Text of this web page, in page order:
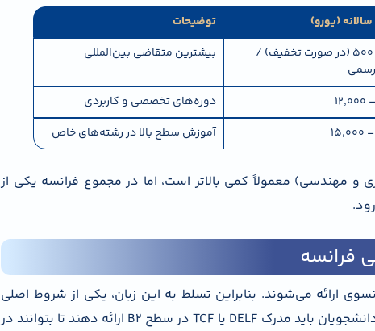
(یورو)
توضیحات
300 – 500 (در صورت تخفیف) /
بیشترین متقاضی بین‌المللی
دوره‌های تخصصی و کاربردی
آموزش سطح بالا در رشته‌های خاص
و مهندسی) معمولاً کمی بالاتر است، اما در مجموع فرانسه یکی از
فرانسه
ارائه می‌شوند. بنابراین تسلط به این زبان، یکی از شروط اصلی
پذیرش است. برای ورود به دانشگاه‌های دولتی، دانشجویان باید مدرک DELF یا TCF در سطح B2 ارائه دهند تا بتوانند در